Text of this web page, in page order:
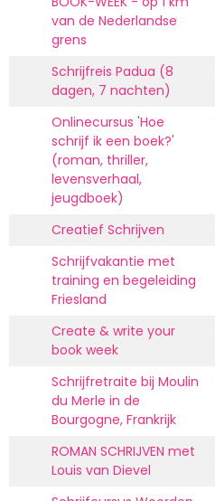
van de Nederlandse
grens
Schrijfreis Padua (8
dagen, 7 nachten)
Onlinecursus 'Hoe
schrijf ik een boek?'
(roman, thriller,
levensverhaal,
jeugdboek)
Creatief Schrijven
Schrijfvakantie met
training en begeleiding
Friesland
Create & write your
book week
Schrijfretraite bij Moulin
du Merle in de
Bourgogne, Frankrijk
ROMAN SCHRIJVEN met
Louis van Dievel